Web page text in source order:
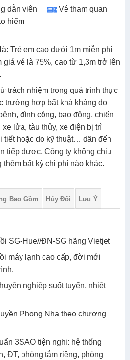
dẫn viên
Vé tham quan
hiểm
Trẻ em cao dưới 1m miễn phí
giá vé là 75%, cao từ 1,3m trở lên
trách nhiệm trong quá trình thực
trường hợp bất khả kháng do
đình công, bạo động, chiến
xe lửa, tàu thủy, xe điện bị trì
tiết hoặc do kỹ thuật… dẫn đến
tiếp được, Công ty không chịu
bất kỳ chi phí nào khác.
Bao Gồm Hủy Đổi Lưu Ý
SG-Hue//ĐN-SG hãng Vietjet
máy lạnh cao cấp, đời mới
nghiệp suốt tuyến, nhiêt
Phong Nha theo chương
3SAO tiện nghi: hệ thống
ĐT, phòng tắm riêng, phòng